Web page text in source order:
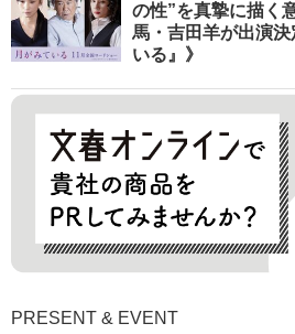
の性”を真摯に描く
馬・吉田羊が出演
いる』》
PRESENT & EVENT